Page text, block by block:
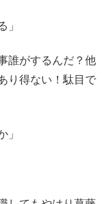
」
誰がするんだ？他
り得ない！駄目で
」